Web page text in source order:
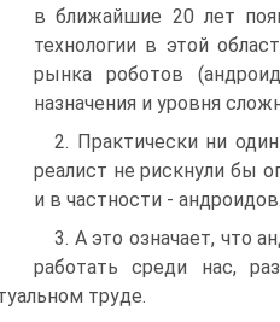
в ближайшие 20 лет
технологии в этой
рынка роботов
назначения и уровня
2. Практически ни
реалист не рискнули бы
и в частности - андроидов.
3. А это означает, что
работать среди нас,
труде.